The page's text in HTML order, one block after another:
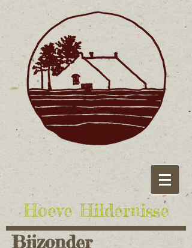
Hoeve Hildernisse
Bijzonder